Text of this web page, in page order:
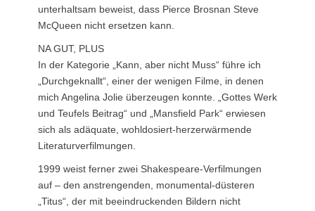
unterhaltsam beweist, dass Pierce Brosnan Steve
McQueen nicht ersetzen kann.
NA GUT, PLUS
In der Kategorie „Kann, aber nicht Muss“ führe ich
„Durchgeknallt“, einer der wenigen Filme, in denen
mich Angelina Jolie überzeugen konnte. „Gottes Werk
und Teufels Beitrag“ und „Mansfield Park“ erwiesen
sich als adäquate, wohldosiert-herzerwärmende
Literaturverfilmungen.
1999 weist ferner zwei Shakespeare-Verfilmungen
auf – den anstrengenden, monumental-düsteren
„Titus“, der mit beeindruckenden Bildern nicht